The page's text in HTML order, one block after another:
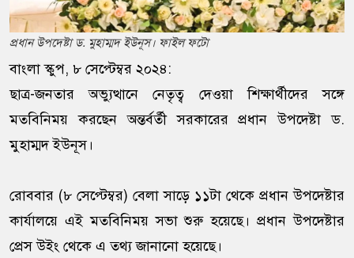
প্রধান উপদেষ্টা ড. মুহাম্মদ ইউনূস। ফাইল ফটো
বাংলা স্কুপ, ৮ সেপ্টেম্বর ২০২৪:
ছাত্র-জনতার অভ্যুত্থানে নেতৃত্ব দেওয়া শিক্ষার্থীদের সঙ্গে
মতবিনিময় করছেন অন্তর্বর্তী সরকারের প্রধান উপদেষ্টা ড.
মুহাম্মদ ইউনূস।
রোববার (৮ সেপ্টেম্বর) বেলা সাড়ে ১১টা থেকে প্রধান উপদেষ্টার
কার্যালয়ে এই মতবিনিময় সভা শুরু হয়েছে। প্রধান উপদেষ্টার
প্রেস উইং থেকে এ তথ্য জানানো হয়েছে।